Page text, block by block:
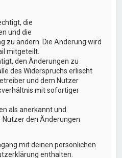
die
und die
zu ändern. Die Änderung wird
mitgeteilt.
den Änderungen zu
des Widerspruchs erlischt
und dem Nutzer
mit sofortiger
als anerkannt und
Nutzer den Änderungen
mit deinen persönlichen
enthalten.